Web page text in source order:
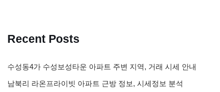
Recent Posts
수성동4가 수성보성타운 아파트 주변 지역, 거래 시세 안내
남북리 라온프라이빗 아파트 근방 정보, 시세정보 분석